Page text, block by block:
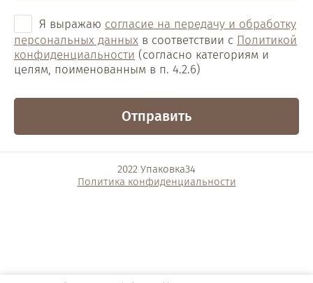
Я выражаю согласие на передачу и обработку
персональных данных в соответствии с Политикой
конфиденциальности (согласно категориям и
целям, поименованным в п. 4.2.6)
Отправить
2022 Упаковка34
Политика конфиденциальности